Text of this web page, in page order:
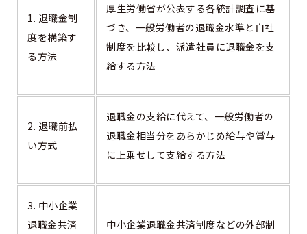
1. 退職金制
度を構築す
る方法
厚生労働省が公表する各統計調査に基
づき、一般労働者の退職金水準と自社
制度を比較し、派遣社員に退職金を支
給する方法
2. 退職前払
い方式
退職金の支給に代えて、一般労働者の
退職金相当分をあらかじめ給与や賞与
に上乗せして支給する方法
3. 中小企業
退職金共済
中小企業退職金共済制度などの外部制